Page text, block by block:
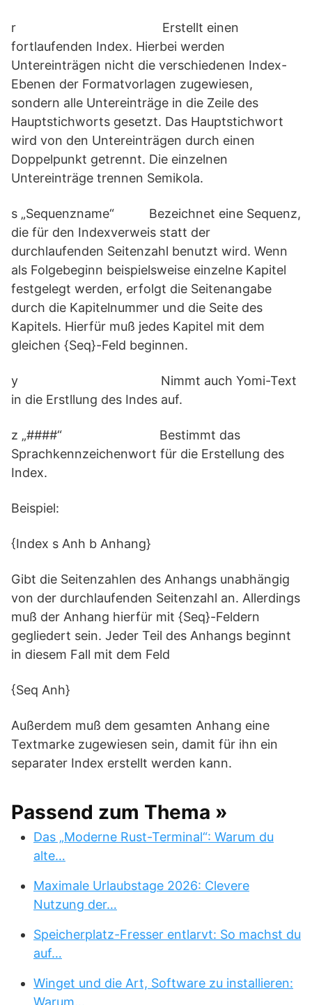
r Erstellt einen
fortlaufenden Index. Hierbei werden
Untereinträgen nicht die verschiedenen Index-
Ebenen der Formatvorlagen zugewiesen,
sondern alle Untereinträge in die Zeile des
Hauptstichworts gesetzt. Das Hauptstichwort
wird von den Untereinträgen durch einen
Doppelpunkt getrennt. Die einzelnen
Untereinträge trennen Semikola.
s „Sequenzname“ Bezeichnet eine Sequenz,
die für den Indexverweis statt der
durchlaufenden Seitenzahl benutzt wird. Wenn
als Folgebeginn beispielsweise einzelne Kapitel
festgelegt werden, erfolgt die Seitenangabe
durch die Kapitelnummer und die Seite des
Kapitels. Hierfür muß jedes Kapitel mit dem
gleichen {Seq}-Feld beginnen.
y Nimmt auch Yomi-Text
in die Erstllung des Indes auf.
z „####“ Bestimmt das
Sprachkennzeichenwort für die Erstellung des
Index.
Beispiel:
{Index s Anh b Anhang}
Gibt die Seitenzahlen des Anhangs unabhängig
von der durchlaufenden Seitenzahl an. Allerdings
muß der Anhang hierfür mit {Seq}-Feldern
gegliedert sein. Jeder Teil des Anhangs beginnt
in diesem Fall mit dem Feld
{Seq Anh}
Außerdem muß dem gesamten Anhang eine
Textmarke zugewiesen sein, damit für ihn ein
separater Index erstellt werden kann.
Passend zum Thema »
Das „Moderne Rust-Terminal“: Warum du
alte…
Maximale Urlaubstage 2026: Clevere
Nutzung der…
Speicherplatz-Fresser entlarvt: So machst du
auf…
Winget und die Art, Software zu installieren:
Warum…